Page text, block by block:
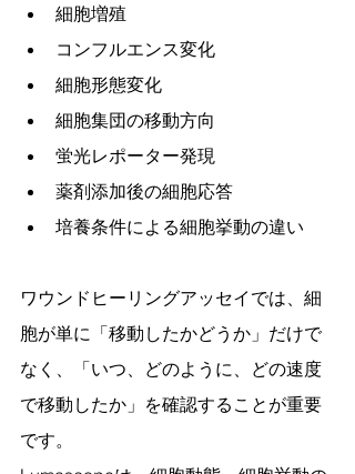
細胞増殖
コンフルエンス変化
細胞形態変化
細胞集団の移動方向
蛍光レポーター発現
薬剤添加後の細胞応答
培養条件による細胞挙動の違い
ワウンドヒーリングアッセイでは、細
胞が単に「移動したかどうか」だけで
なく、「いつ、どのように、どの速度
で移動したか」を確認することが重要
です。